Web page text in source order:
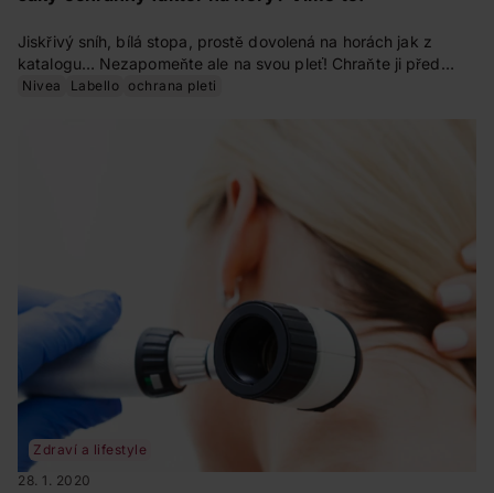
Jiskřivý sníh, bílá stopa, prostě dovolená na horách jak z
katalogu… Nezapomeňte ale na svou pleť! Chraňte ji před
slunečním zářením stejně důkladně jako v létě u moře. Zjistili
Nivea Labello ochrana pleti
Zdraví a lifestyle
28. 1. 2020